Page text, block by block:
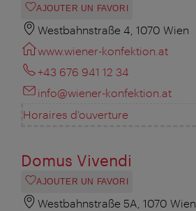
AJOUTER UN FAVORI
Westbahnstraße 4, 1070 Wien
www.wiener-konfektion.at
+43 676 941 12 34
info@wiener-konfektion.at
Horaires d'ouverture
Domus Vivendi
AJOUTER UN FAVORI
Westbahnstraße 5A, 1070 Wien